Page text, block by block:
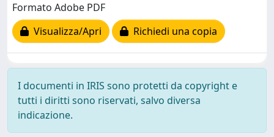
Formato Adobe PDF
Visualizza/Apri
Richiedi una copia
I documenti in IRIS sono protetti da copyright e
tutti i diritti sono riservati, salvo diversa
indicazione.